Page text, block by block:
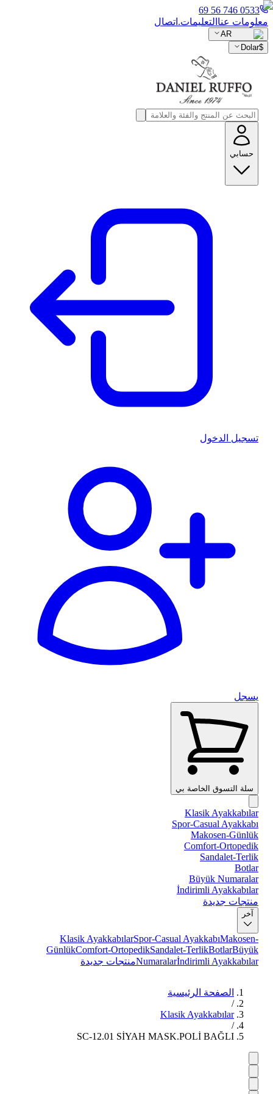
0533 746 56 69
معلومات عنا التعليمات. اتصال
AR
$
Dolar
حسابي
تسجيل الدخول
يسجل
سلة التسوق الخاصة بي
Klasik Ayakkabılar
Spor-Casual Ayakkabı
Makosen-Günlük
Comfort-Ortopedik
Sandalet-Terlik
Botlar
Büyük Numaralar
İndirimli Ayakkabılar
منتجات جديدة
آخر
Klasik AyakkabılarSpor-Casual AyakkabıMakosen-
GünlükComfort-OrtopedikSandalet-TerlikBotlarBüyük
Numaralarİndirimli Ayakkabılar منتجات جديدة
الصفحة الرئيسية
/
Klasik Ayakkabılar
/
SC-12.01 SİYAH MASK.POLİ BAĞLI